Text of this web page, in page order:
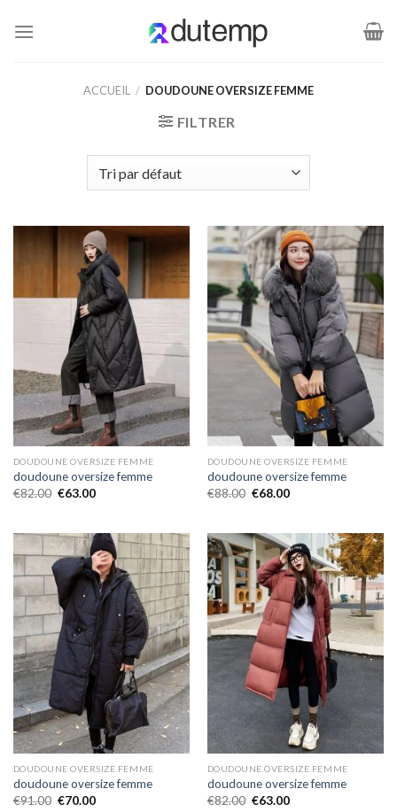
ACCUEIL / DOUDOUNE OVERSIZE FEMME
FILTRER
DOUDOUNE OVERSIZE FEMME
doudoune oversize femme
€82.00 €63.00
DOUDOUNE OVERSIZE FEMME
doudoune oversize femme
€88.00 €68.00
DOUDOUNE OVERSIZE FEMME
doudoune oversize femme
€91.00 €70.00
DOUDOUNE OVERSIZE FEMME
doudoune oversize femme
€82.00 €63.00